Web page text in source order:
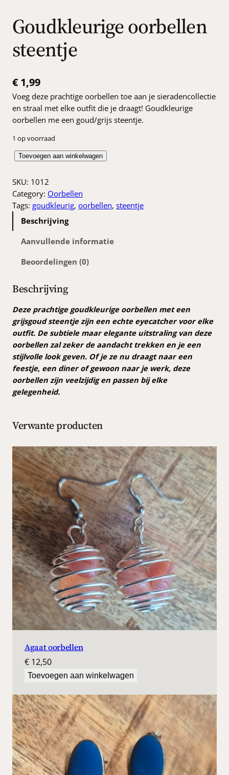
Goudkleurige oorbellen
steentje
€ 1,99
Voeg deze prachtige oorbellen toe aan je sieradencollectie
en straal met elke outfit die je draagt! Goudkleurige
oorbellen me een goud/grijs steentje.
1 op voorraad
u
d
k
l
e
o
r
b
e
l
l
e
n
e
n
t
j
e
a
a
n
t
a
l
Toevoegen aan winkelwagen
SKU: 1012
Category: Oorbellen
Tags: goudkleurig, oorbellen, steentje
Beschrijving
Aanvullende informatie
Beoordelingen (0)
Beschrijving
Deze prachtige goudkleurige oorbellen met een
grijsgoud steentje zijn een echte eyecatcher voor elke
outfit. De subtiele maar elegante uitstraling van deze
oorbellen zal zeker de aandacht trekken en je een
stijlvolle look geven. Of je ze nu draagt naar een
feestje, een diner of gewoon naar je werk, deze
oorbellen zijn veelzijdig en passen bij elke
gelegenheid.
Verwante producten
Agaat oorbellen
€ 12,50
Toevoegen aan winkelwagen